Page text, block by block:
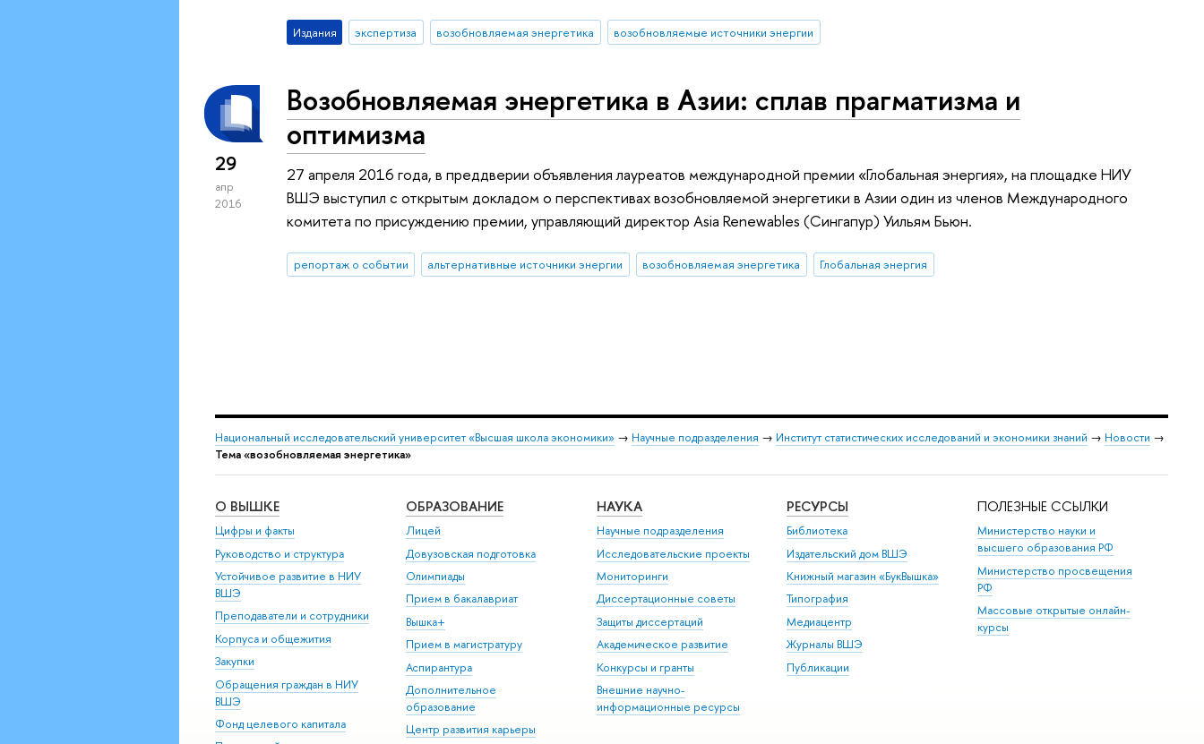
Издания экспертиза возобновляемая энергетика возобновляемые источники энергии
29
апр
2016
Возобновляемая энергетика в Азии: сплав прагматизма и
оптимизма
27 апреля 2016 года, в преддверии объявления лауреатов международной премии «Глобальная энергия», на площадке НИУ
ВШЭ выступил с открытым докладом о перспективах возобновляемой энергетики в Азии один из членов Международного
комитета по присуждению премии, управляющий директор Asia Renewables (Сингапур) Уильям Бьюн.
репортаж о событии альтернативные источники энергии возобновляемая энергетика Глобальная энергия
Национальный исследовательский университет «Высшая школа экономики» → Научные подразделения → Институт статистических исследований и экономики знаний → Новости →
Тема «возобновляемая энергетика»
О ВЫШКЕ
Цифры и факты
Руководство и структура
Устойчивое развитие в НИУ
ВШЭ
Преподаватели и сотрудники
Корпуса и общежития
Закупки
Обращения граждан в НИУ
ВШЭ
Фонд целевого капитала
ОБРАЗОВАНИЕ
Лицей
Довузовская подготовка
Олимпиады
Прием в бакалавриат
Вышка+
Прием в магистратуру
Аспирантура
Дополнительное
образование
Центр развития карьеры
НАУКА
Научные подразделения
Исследовательские проекты
Мониторинги
Диссертационные советы
Защиты диссертаций
Академическое развитие
Конкурсы и гранты
Внешние научно-
информационные ресурсы
РЕСУРСЫ
Библиотека
Издательский дом ВШЭ
Книжный магазин «БукВышка»
Типография
Медиацентр
Журналы ВШЭ
Публикации
ПОЛЕЗНЫЕ ССЫЛКИ
Министерство науки и
высшего образования РФ
Министерство просвещения
РФ
Массовые открытые онлайн-
курсы